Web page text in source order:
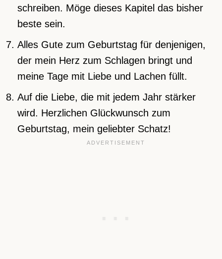
schreiben. Möge dieses Kapitel das bisher
beste sein.
Alles Gute zum Geburtstag für denjenigen,
der mein Herz zum Schlagen bringt und
meine Tage mit Liebe und Lachen füllt.
Auf die Liebe, die mit jedem Jahr stärker
wird. Herzlichen Glückwunsch zum
Geburtstag, mein geliebter Schatz!